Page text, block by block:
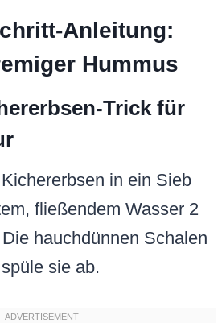
Anleitung:
Hummus
Trick für
in ein Sieb
fließendem Wasser 2
hauchdünnen Schalen
sie ab.